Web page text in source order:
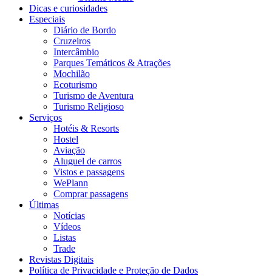
Dicas e curiosidades
Especiais
Diário de Bordo
Cruzeiros
Intercâmbio
Parques Temáticos & Atrações
Mochilão
Ecoturismo
Turismo de Aventura
Turismo Religioso
Serviços
Hotéis & Resorts
Hostel
Aviação
Aluguel de carros
Vistos e passagens
WePlann
Comprar passagens
Últimas
Notícias
Vídeos
Listas
Trade
Revistas Digitais
Política de Privacidade e Proteção de Dados